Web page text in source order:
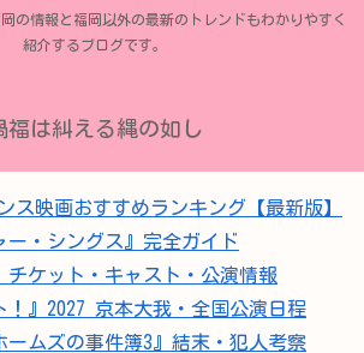
の情報と福岡以外の最新のトレンドもわかりやすく
紹介するブログです。
福は糾える縄の如し
ス映画おすすめランキング【最新版】
ー・シングス』完全ガイド
チケット・キャスト・公演情報
！』2027 京本大我・全国公演日程
ームズの事件簿3』結末・犯人考察